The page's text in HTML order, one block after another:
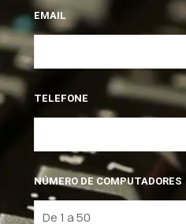
EMAIL
TELEFONE
NÚMERO DE COMPUTADORES